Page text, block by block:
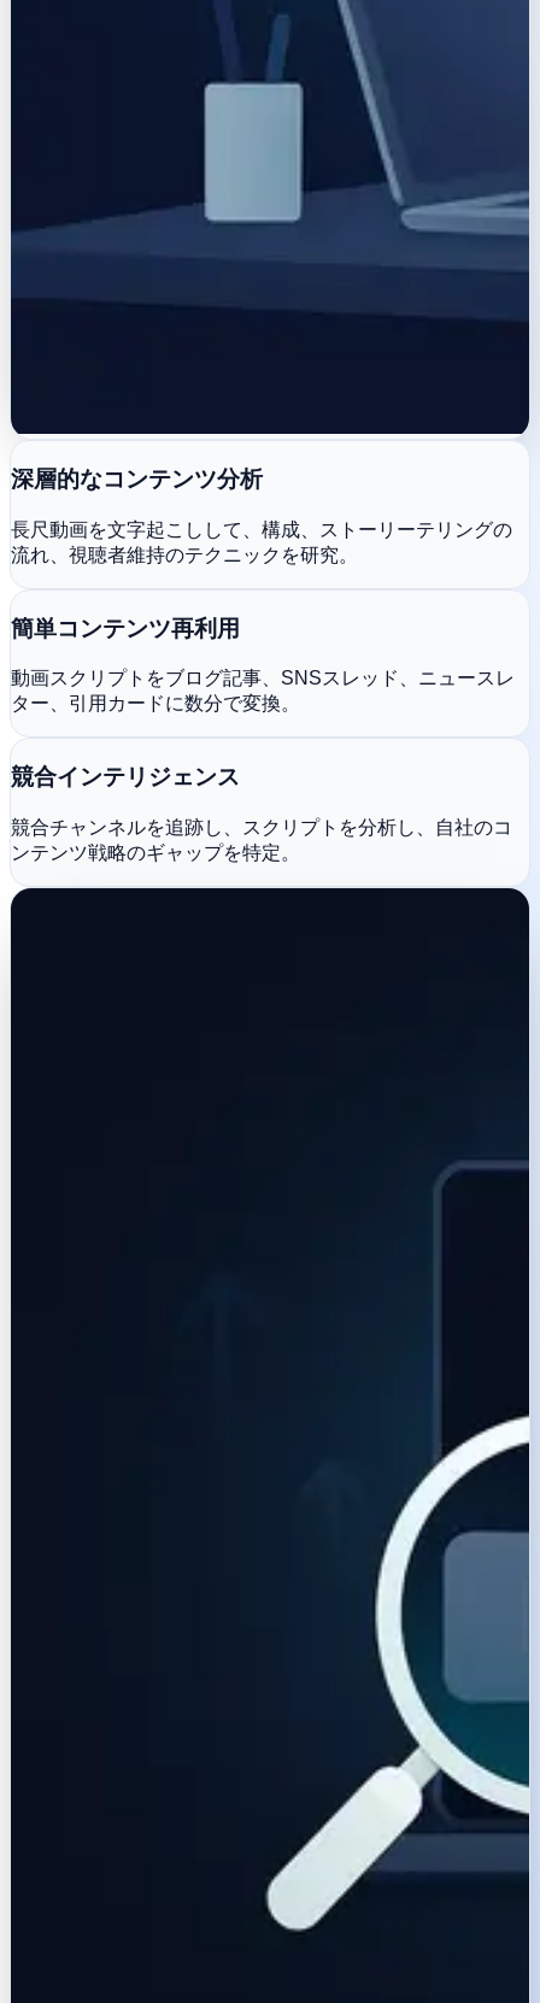
深層的なコンテンツ分析
長尺動画を文字起こしして、構成、ストーリーテリングの
流れ、視聴者維持のテクニックを研究。
簡単コンテンツ再利用
動画スクリプトをブログ記事、SNSスレッド、ニュースレ
ター、引用カードに数分で変換。
競合インテリジェンス
競合チャンネルを追跡し、スクリプトを分析し、自社のコ
ンテンツ戦略のギャップを特定。